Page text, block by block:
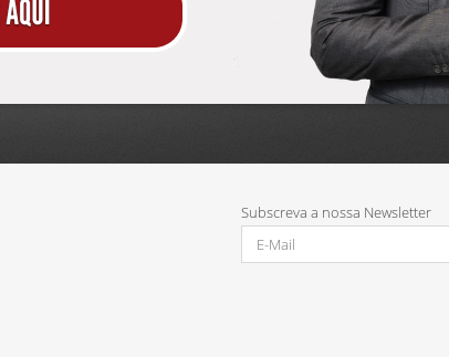
Parcerias:
Subscreva a nossa Newsletter